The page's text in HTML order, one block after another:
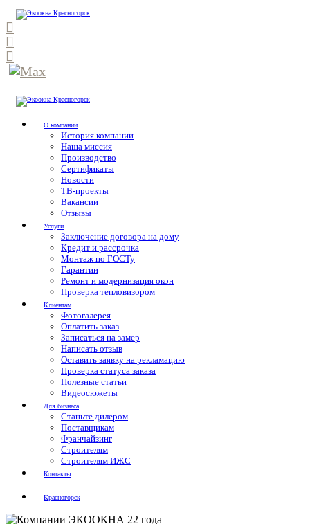
О компании
История компании
Наша миссия
Производство
Сертификаты
Новости
ТВ-проекты
Вакансии
Отзывы
Услуги
Заключение договора на дому
Кредит и рассрочка
Монтаж по ГОСТу
Гарантии
Ремонт и модернизация окон
Проверка тепловизором
Клиентам
Фотогалерея
Оплатить заказ
Записаться на замер
Написать отзыв
Оставить заявку на рекламацию
Проверка статуса заказа
Полезные статьи
Видеосюжеты
Для бизнеса
Станьте дилером
Поставщикам
Франчайзинг
Строителям
Строителям ИЖС
Контакты
Красногорск